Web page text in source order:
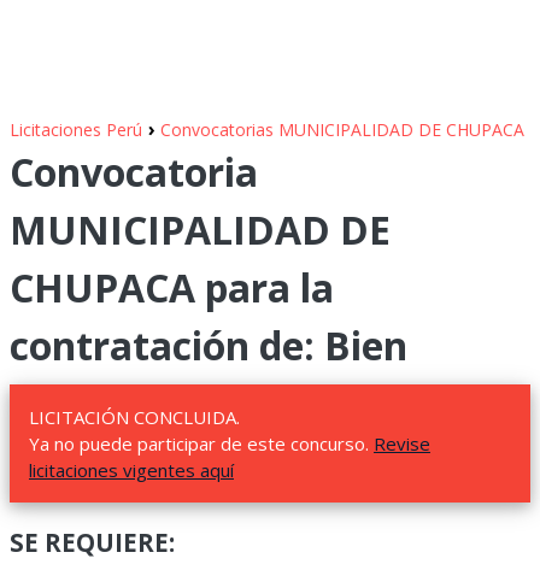
Licitaciones Perú › Convocatorias MUNICIPALIDAD DE CHUPACA
Convocatoria
MUNICIPALIDAD DE
CHUPACA para la
contratación de: Bien
LICITACIÓN CONCLUIDA.
Ya no puede participar de este concurso. Revise
licitaciones vigentes aquí
SE REQUIERE: